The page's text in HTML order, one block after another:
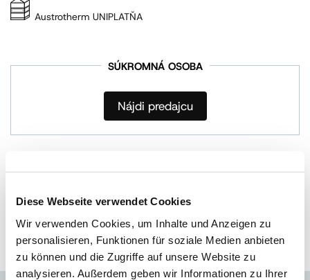
Diese Webseite verwendet Cookies
Wir verwenden Cookies, um Inhalte und Anzeigen zu
personalisieren, Funktionen für soziale Medien anbieten
zu können und die Zugriffe auf unsere Website zu
analysieren. Außerdem geben wir Informationen zu Ihrer
Austrotherm UNIPLATŇA
SÚKROMNÁ OSOBA
Nájdi predajcu
Nájdi obchodného zástupcu
Kopírovať do poznámok